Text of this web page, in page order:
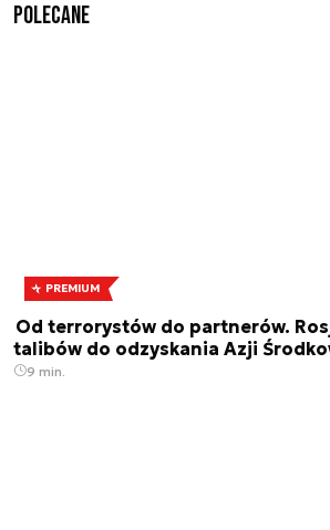
Polecane
PREMIUM
Od terrorystów do partnerów.
talibów do odzyskania Azji
9 min.